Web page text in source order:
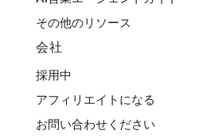
その他のリソース
会社
採用中
アフィリエイトになる
お問い合わせください